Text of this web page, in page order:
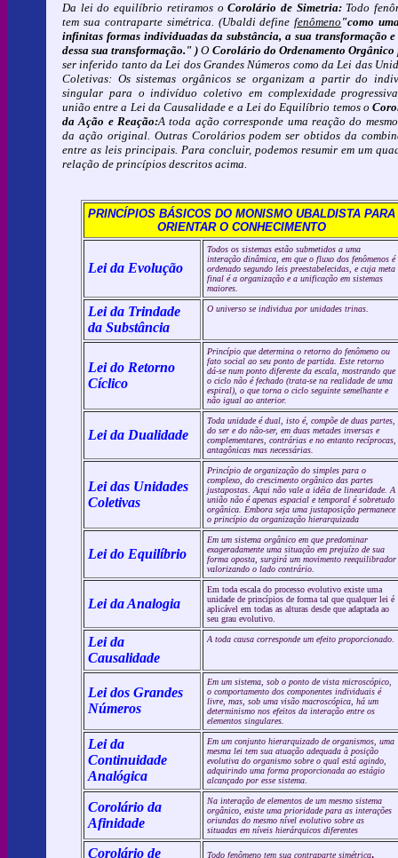
Da lei do equilíbrio retiramos oCorolário de Simetria: Todo
tem sua contraparte simétrica. (Ubaldi definefenômeno "como
infinitas formas individuadas da substância, a sua transformação
dessa sua transformação." ) O Corolário do Ordenamento Orgânico
ser inferido tanto da Lei dos Grandes Números como da Lei das
Coletivas: Os sistemas orgânicos se organizam a partir do
singular para o indivíduo coletivo em complexidade
união entre a Lei da Causalidade e a Lei do Equilíbrio temos o
da Ação e Reação:A toda ação corresponde uma reação do
da ação original. Outras Corolários podem ser obtidos da
entre as leis principais. Para concluir, podemos resumir em um
relação de princípios descritos acima.
PRINCÍPIOS BÁSICOS DO MONISMO UBALDISTA PARA
ORIENTAR O CONHECIMENTO
Lei da Evolução
Todos os sistemas estão submetidos a uma
interação dinâmica, em que o fluxo dos fenômenos é
ordenado segundo leis preestabelecidas, e cuja meta
final é a organização e a unificação em sistemas
maiores.
Lei da Trindade
da Substância
O universo se individua por unidades trinas.
Lei do Retorno
Cíclico
Princípio que determina o retorno do fenômeno ou
fato social ao seu ponto de partida. Este retorno
dá-se num ponto diferente da escala, mostrando que
o ciclo não é fechado (trata-se na realidade de uma
espiral), o que torna o ciclo seguinte semelhante e
não igual ao anterior.
Lei da Dualidade
Toda unidade é dual, isto é, compõe de duas partes,
do ser e do não-ser, em duas metades inversas e
complementares, contrárias e no entanto recíprocas,
antagônicas mas necessárias.
Lei das Unidades
Coletivas
Princípio de organização do simples para o
complexo, do crescimento orgânico das partes
justapostas. Aqui não vale a idéia de linearidade. A
união não é apenas espacial e temporal é sobretudo
orgânica. Embora seja uma justaposição permanece
o princípio da organização hierarquizada
Lei do Equilíbrio
Em um sistema orgânico em que predominar
exageradamente uma situação em prejuízo de sua
forma oposta, surgirá um movimento reequilibrador
valorizando o lado contrário.
Lei da Analogia
Em toda escala do processo evolutivo existe uma
unidade de princípios de forma tal que qualquer lei é
aplicável em todas as alturas desde que adaptada ao
seu grau evolutivo.
Lei da
Causalidade
A toda causa corresponde um efeito proporcionado.
Lei dos Grandes
Números
Em um sistema, sob o ponto de vista microscópico,
o comportamento dos componentes individuais é
livre, mas, sob uma visão macroscópica, há um
determinismo nos efeitos da interação entre os
elementos singulares.
Lei da
Continuidade
Analógica
Em um conjunto hierarquizado de organismos, uma
mesma lei tem sua atuação adequada à posição
evolutiva do organismo sobre o qual está agindo,
adquirindo uma forma proporcionada ao estágio
alcançado por esse sistema.
Corolário da
Afinidade
Na interação de elementos de um mesmo sistema
orgânico, existe uma prioridade para as interações
oriundas do mesmo nível evolutivo sobre as
situadas em níveis hierárquicos diferentes
Corolário de
Todo fenômeno tem sua contraparte simétrica.